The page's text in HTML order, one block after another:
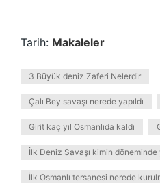
Tarih: Makaleler
3 Büyük deniz Zaferi Nelerdir
Çalı Bey savaşı nerede yapıldı
Girit kaç yıl Osmanlıda kaldı
İlk Deniz Savaşı kimin döneminde
İlk Osmanlı tersanesi nerede